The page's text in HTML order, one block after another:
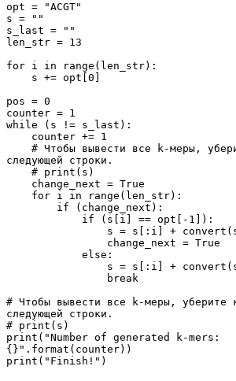
opt = "ACGT"
s = ""
s_last = ""
len_str = 13
for i in range(len_str):
pos = 0
counter = 1
while (s != s_last):
следующей строки.
# Чтобы вывести все k-меры, уберите
следующей строки.
# print(s)
print("Number of generated k-mers:
{}".format(counter))
print("Finish!")